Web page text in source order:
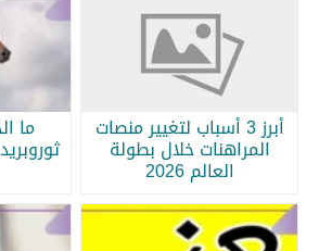
أبرز 3 أسباب لتغيير منصات
المراهنات خلال بطولة
العالم 2026
ما